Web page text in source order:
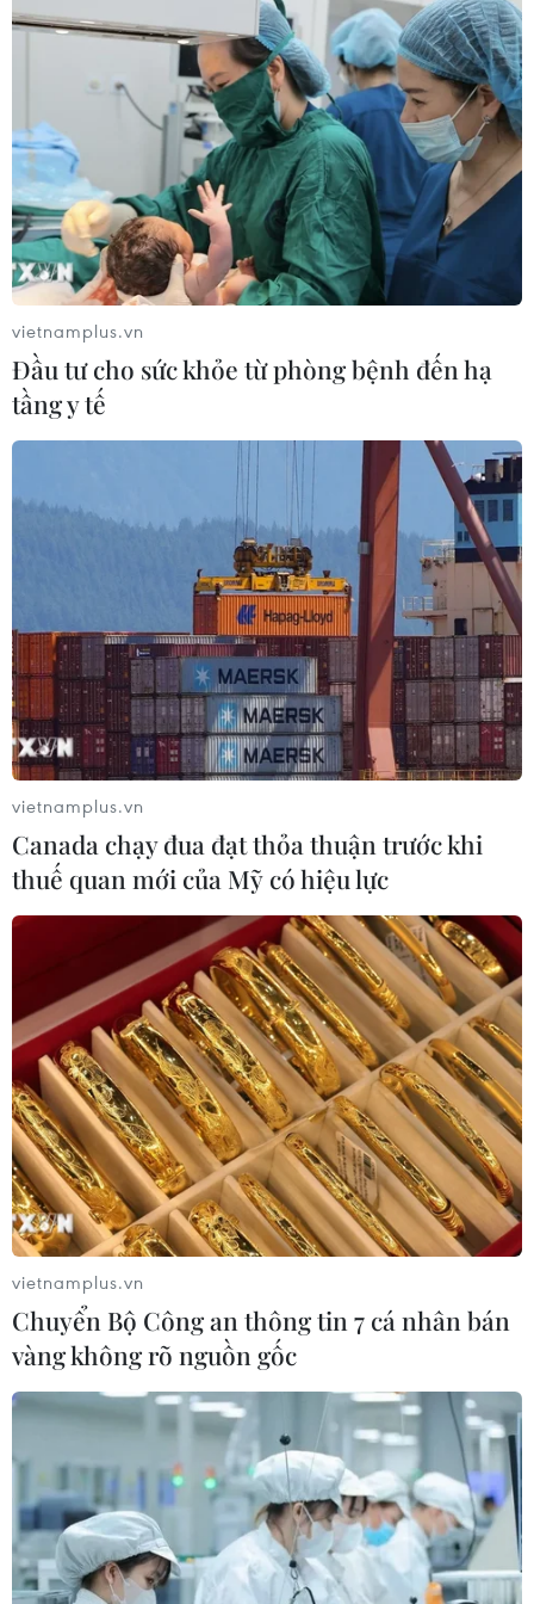
trợ làn da mụn đỏng đảnh một cách hiệu quả.
vietnamplus.vn
Đầu tư cho sức khỏe từ phòng bệnh đến hạ
tầng y tế
vietnamplus.vn
Canada chạy đua đạt thỏa thuận trước khi
thuế quan mới của Mỹ có hiệu lực
vietnamplus.vn
Chuyển Bộ Công an thông tin 7 cá nhân bán
vàng không rõ nguồn gốc